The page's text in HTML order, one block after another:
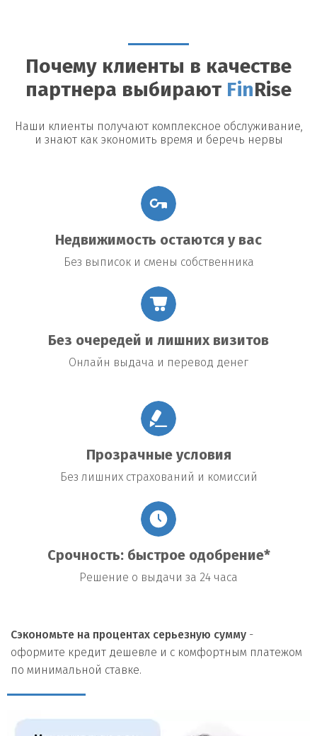
Возможные риски
Утрата недвижимости: В случае невыполнения условий
договора заемщик рискует потерять заложенное имущество.
Повышение процентной ставки:В некоторых договорах
предусмотрено повышение процентной ставки в случае
изменения общих экономических условий.
Почему клиенты в качестве
партнера выбирают Fin Rise
Наши клиенты получают комплексное обслуживание,
и знают как экономить время и беречь нервы
Недвижимость остаются у вас
Без выписок и смены собственника
Без очередей и лишних визитов
Онлайн выдача и перевод денег
Прозрачные условия
Без лишних страхований и комиссий
Срочность: быстрое одобрение*
Решение о выдачи за 24 часа
Сэкономьте на процентах серьезную сумму -
оформите кредит дешевле и с комфортным платежом
по минимальной ставке.